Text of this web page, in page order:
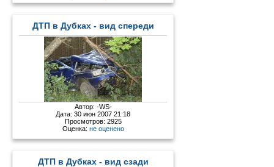
ДТП в Дубках - вид спереди
Автор: -WS-
Дата: 30 июн 2007 21:18
Просмотров: 2925
Оценка: не оценено
ДТП в Дубках - вид сзади